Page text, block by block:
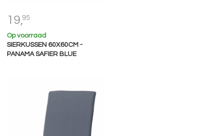
19,95
Op voorraad
SIERKUSSEN 60X60CM -
PANAMA SAFIER BLUE